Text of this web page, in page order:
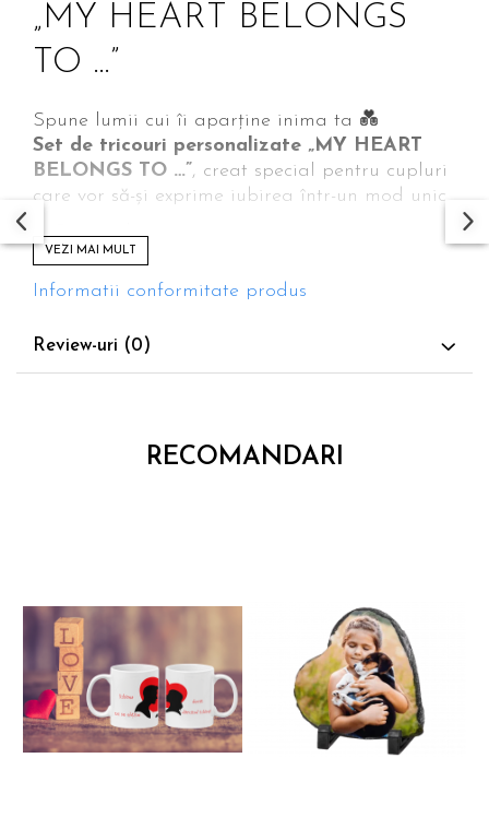
„MY HEART BELONGS
TO …”
Spune lumii cui îi aparține inima ta 💑
Set de tricouri personalizate „MY HEART
BELONGS TO …”, creat special pentru cupluri
care vor să-și exprime iubirea într-un mod unic.
✨ Personalizare cu nume
👕 Material confortabil, de calitate
🎁 Cadou perfect pentru cupluri
– Valentine’s Day
– aniversări
👉 Un set care vorbește despre voi.
VEZI MAI MULT
Informatii conformitate produs
Review-uri (0)
RECOMANDARI